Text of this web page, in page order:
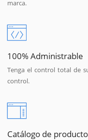
marca.
100% Administrable
Tenga el control total de
control.
Catálogo de